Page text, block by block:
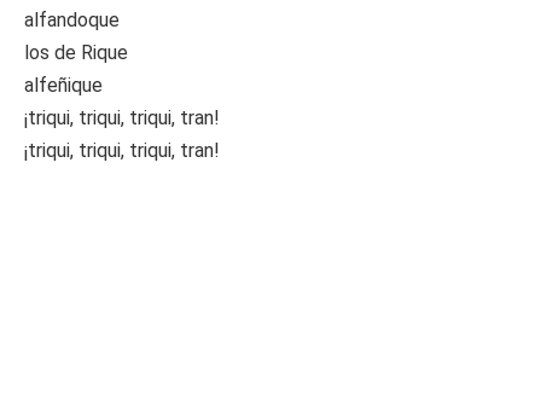
alfandoque
los de Rique
alfeñique
¡triqui, triqui, triqui, tran!
¡triqui, triqui, triqui, tran!